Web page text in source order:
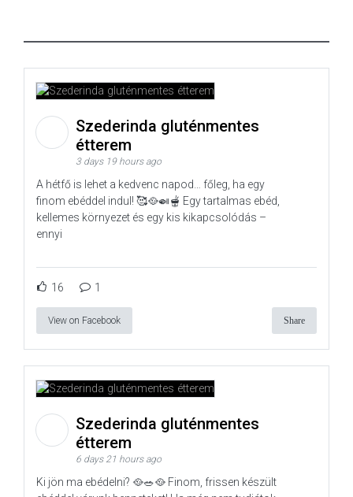
Szederinda gluténmentes
étterem
3 days 19 hours ago
A hétfő is lehet a kedvenc napod… főleg, ha egy
finom ebéddel indul! 🥰🥘🍛🫕 Egy tartalmas ebéd,
kellemes környezet és egy kis kikapcsolódás –
ennyi
16 1
View on Facebook Share
Szederinda gluténmentes
étterem
6 days 21 hours ago
Ki jön ma ebédelni? 🥘🥗🥘 Finom, frissen készült